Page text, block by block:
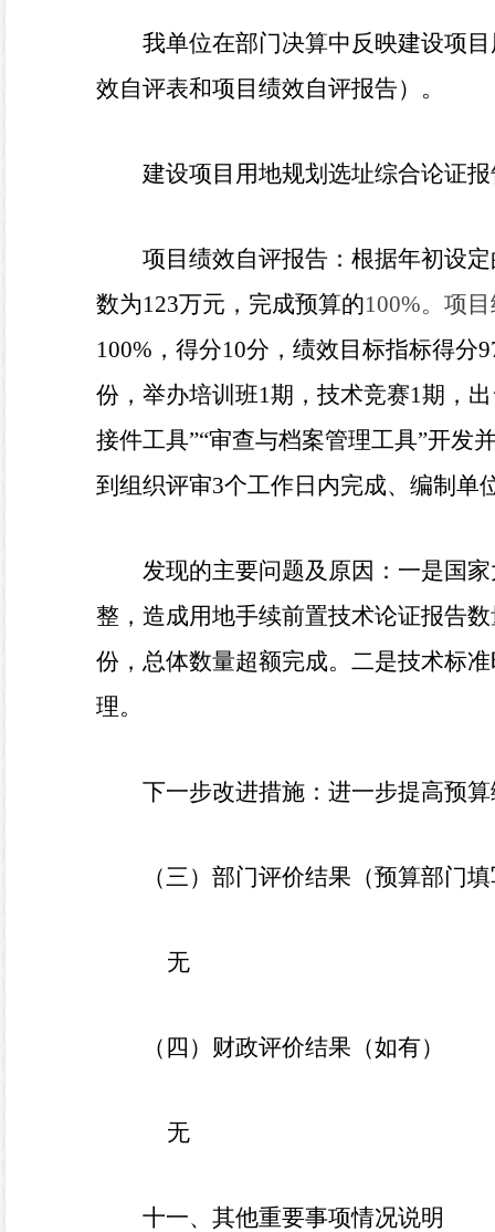
我单位在部门决算中反映建设项
效自评表和项目绩效自评报告）。
建设项目用地规划选址综合论证
项目绩效自评报告：根据年初设
数为123万元，完成预算的100%。项
100% ，得分10分，绩效目标指标得分
份，举办培训班1期，技术竞赛1期，
接件工具”“审查与档案管理工具”开发
到组织评审3个工作日内完成、编制单
发现的主要问题及原因： 一是国
整，造成用地手续前置技术论证报告
份，总体数量超额完成。二是技术标
理。
下一步改进措施：进一步提高预
（三）部门评价结果（预算部门
无
（四）财政评价结果（如有）
无
十一、其他重要事项情况说明